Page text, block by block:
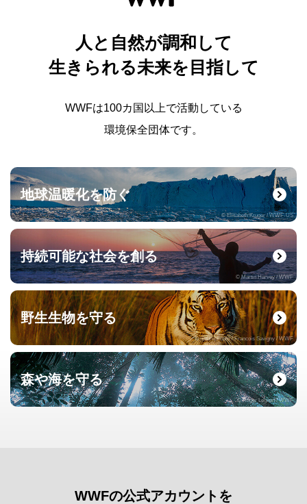
人と自然が調和して
生きられる未来を目指して
WWFは100カ国以上で活動している
環境保全団体です。
地球温暖化を防ぐ
© Elisabeth Kruger / WWF-US
持続可能な社会を創る
© Martin Harvey / WWF
野生生物を守る
© naturepl.com / Francois Savigny / WWF
森や海を守る
© Roger Leguen / WWF
WWFの公式アカウントを